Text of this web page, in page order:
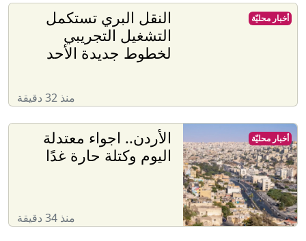
النقل البري تستكمل
التشغيل التجريبي
لخطوط جديدة الأحد
منذ 32 دقيقة
أخبار محليّة
الأردن.. اجواء معتدلة
اليوم وكتلة حارة غدًا
منذ 34 دقيقة
أخبار محليّة